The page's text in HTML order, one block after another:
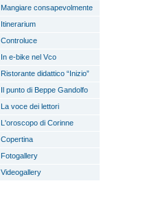
Mangiare consapevolmente
Itinerarium
Controluce
In e-bike nel Vco
Ristorante didattico “Inizio”
Il punto di Beppe Gandolfo
La voce dei lettori
L'oroscopo di Corinne
Copertina
Fotogallery
Videogallery